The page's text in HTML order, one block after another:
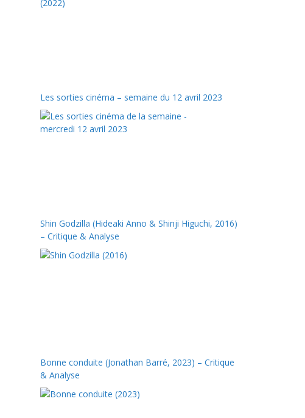
Les sorties cinéma – semaine du 12 avril 2023
Shin Godzilla (Hideaki Anno & Shinji Higuchi, 2016)
– Critique & Analyse
Bonne conduite (Jonathan Barré, 2023) – Critique
& Analyse